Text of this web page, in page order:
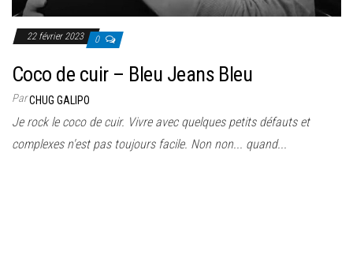
22 février 2023 0
Coco de cuir – Bleu Jeans Bleu
ParCHUG GALIPO
Je rock le coco de cuir. Vivre avec quelques petits défauts et
complexes n'est pas toujours facile. Non non... quand...